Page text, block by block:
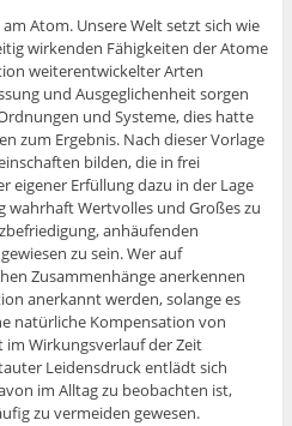
Atom. Unsere Welt setzt sich wie
wirkenden Fähigkeiten der Atome
weiterentwickelter Arten
und Ausgeglichenheit sorgen
und Systeme, dies hatte
zum Ergebnis. Nach dieser Vorlage
bilden, die in frei
eigener Erfüllung dazu in der Lage
wahrhaft Wertvolles und Großes zu
anhäufenden
zu sein. Wer auf
Zusammenhänge anerkennen
anerkannt werden, solange es
natürliche Kompensation von
im Wirkungsverlauf der Zeit
Leidensdruck entlädt sich
im Alltag zu beobachten ist,
zu vermeiden gewesen.